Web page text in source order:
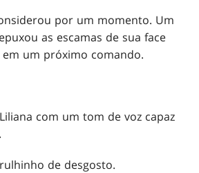
por um momento. Um
as escamas de sua face
um próximo comando.
com um tom de voz capaz
de desgosto.